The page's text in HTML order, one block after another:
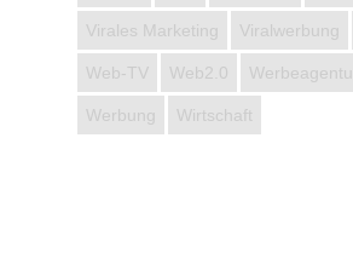
Virales Marketing Viralwerbung
Web-TV Web2.0
Werbung Wirtschaft